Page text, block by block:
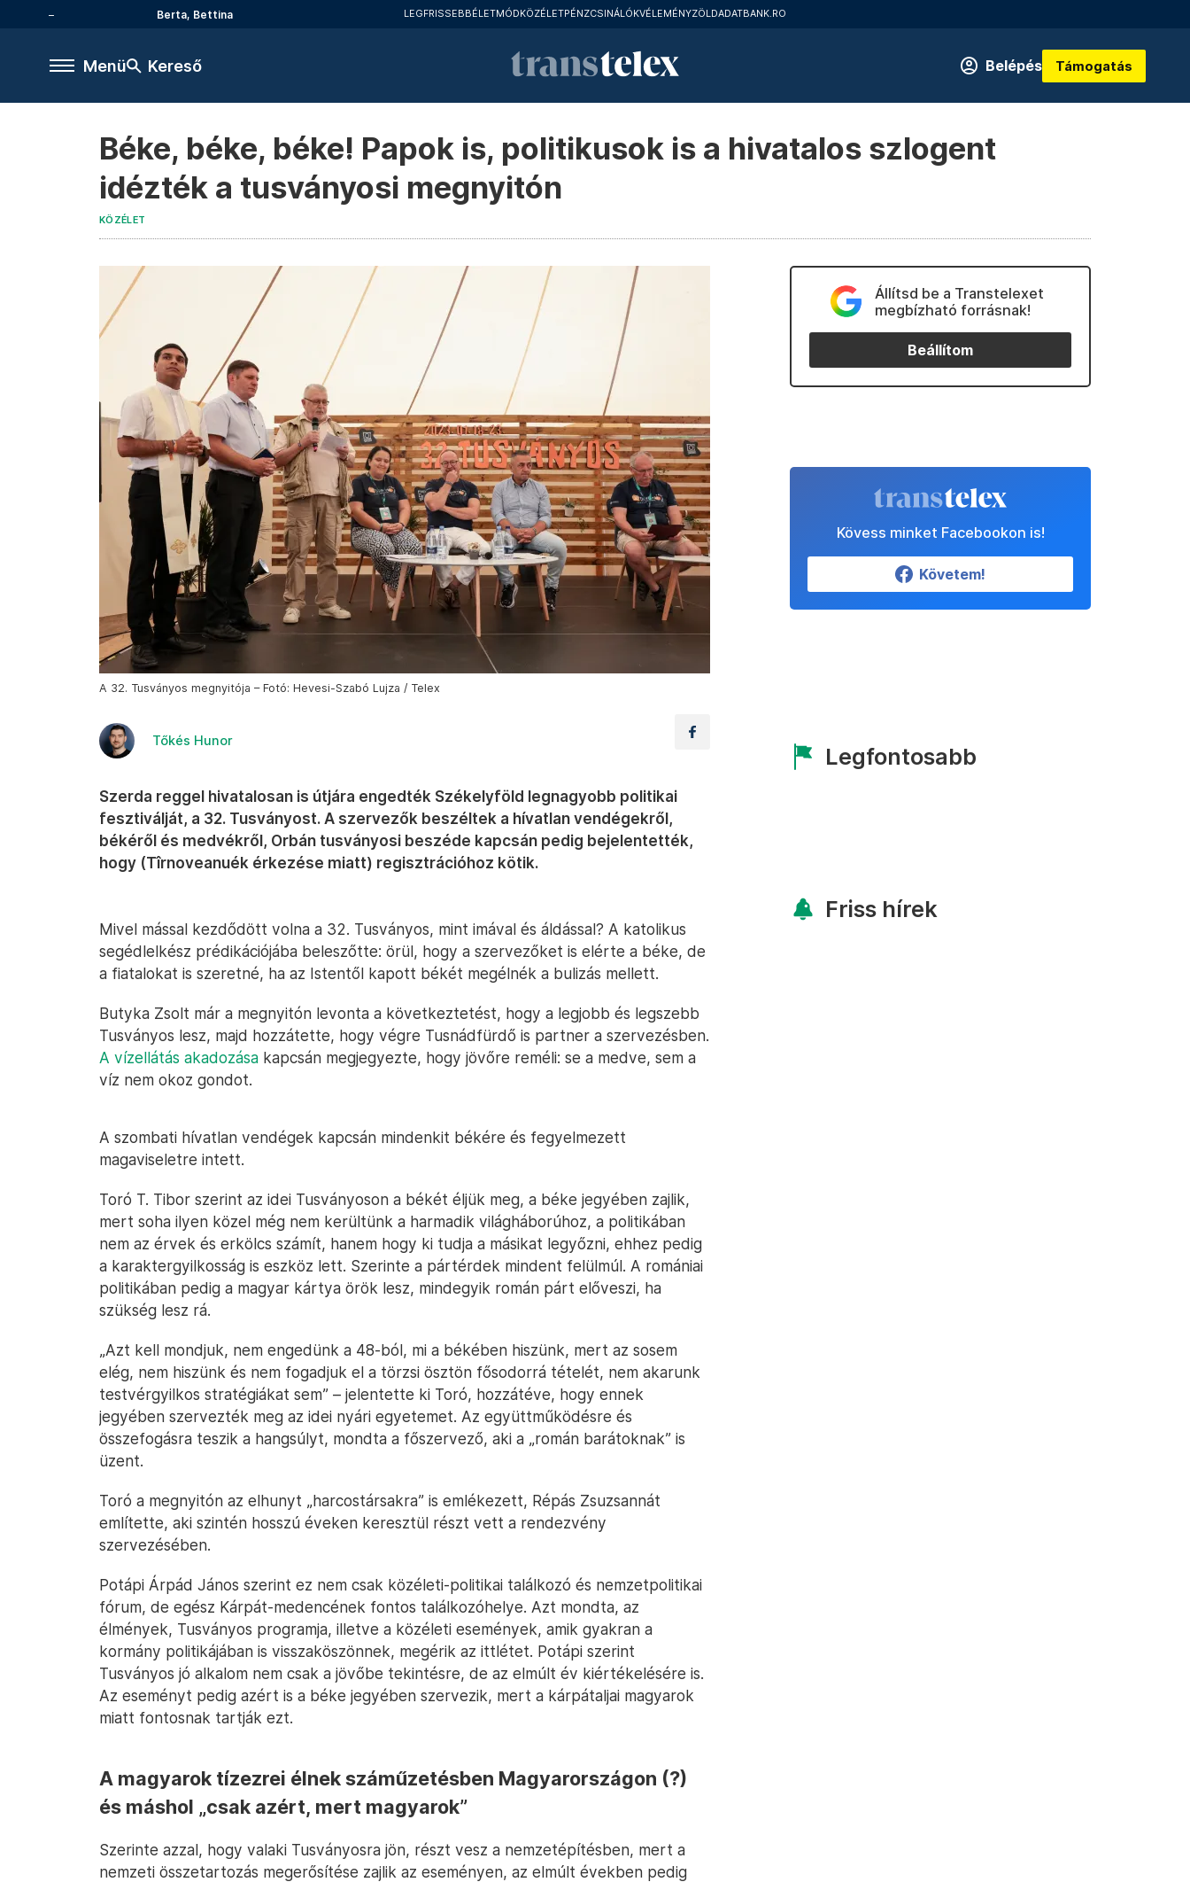
Berta, Bettina LEGFRISSEBBÉLETMÓDKÖZÉLETPÉNZCSINÁLÓKVÉLEMÉNYZÖLDADATBANK.RO
Menü Kereső Belépés Támogatás
Béke, béke, béke! Papok is, politikusok is a hivatalos szlogent
idézték a tusványosi megnyitón
KÖZÉLET
A 32. Tusványos megnyitója – Fotó: Hevesi-Szabó Lujza / Telex
Tőkés Hunor
Szerda reggel hivatalosan is útjára engedték Székelyföld legnagyobb politikai
fesztiválját, a 32. Tusványost. A szervezők beszéltek a hívatlan vendégekről,
békéről és medvékről, Orbán tusványosi beszéde kapcsán pedig bejelentették,
hogy (Tîrnoveanuék érkezése miatt) regisztrációhoz kötik.
Mivel mással kezdődött volna a 32. Tusványos, mint imával és áldással? A katolikus
segédlelkész prédikációjába beleszőtte: örül, hogy a szervezőket is elérte a béke, de
a fiatalokat is szeretné, ha az Istentől kapott békét megélnék a bulizás mellett.
Butyka Zsolt már a megnyitón levonta a következtetést, hogy a legjobb és legszebb
Tusványos lesz, majd hozzátette, hogy végre Tusnádfürdő is partner a szervezésben.
A vízellátás akadozása kapcsán megjegyezte, hogy jövőre reméli: se a medve, sem a
víz nem okoz gondot.
A szombati hívatlan vendégek kapcsán mindenkit békére és fegyelmezett
magaviseletre intett.
Toró T. Tibor szerint az idei Tusványoson a békét éljük meg, a béke jegyében zajlik,
mert soha ilyen közel még nem kerültünk a harmadik világháborúhoz, a politikában
nem az érvek és erkölcs számít, hanem hogy ki tudja a másikat legyőzni, ehhez pedig
a karaktergyilkosság is eszköz lett. Szerinte a pártérdek mindent felülmúl. A romániai
politikában pedig a magyar kártya örök lesz, mindegyik román párt előveszi, ha
szükség lesz rá.
„Azt kell mondjuk, nem engedünk a 48-ból, mi a békében hiszünk, mert az sosem
elég, nem hiszünk és nem fogadjuk el a törzsi ösztön fősodorrá tételét, nem akarunk
testvérgyilkos stratégiákat sem” – jelentette ki Toró, hozzátéve, hogy ennek
jegyében szervezték meg az idei nyári egyetemet. Az együttműködésre és
összefogásra teszik a hangsúlyt, mondta a főszervező, aki a „román barátoknak” is
üzent.
Toró a megnyitón az elhunyt „harcostársakra” is emlékezett, Répás Zsuzsannát
említette, aki szintén hosszú éveken keresztül részt vett a rendezvény
szervezésében.
Potápi Árpád János szerint ez nem csak közéleti-politikai találkozó és nemzetpolitikai
fórum, de egész Kárpát-medencének fontos találkozóhelye. Azt mondta, az
élmények, Tusványos programja, illetve a közéleti események, amik gyakran a
kormány politikájában is visszaköszönnek, megérik az ittlétet. Potápi szerint
Tusványos jó alkalom nem csak a jövőbe tekintésre, de az elmúlt év kiértékelésére is.
Az eseményt pedig azért is a béke jegyében szervezik, mert a kárpátaljai magyarok
miatt fontosnak tartják ezt.
A magyarok tízezrei élnek száműzetésben Magyarországon (?)
és máshol „csak azért, mert magyarok”
Szerinte azzal, hogy valaki Tusványosra jön, részt vesz a nemzetépítésben, mert a
nemzeti összetartozás megerősítése zajlik az eseményen, az elmúlt években pedig
Állítsd be a Transtelexet
megbízható forrásnak!
Beállítom
Kövess minket Facebookon is!
Követem!
Legfontosabb
Friss hírek